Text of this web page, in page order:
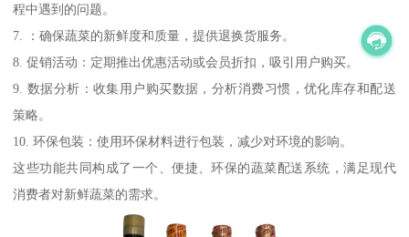
程中遇到的问题。
7. ：确保蔬菜的新鲜度和质量，提供退换货服务。
8. 促销活动：定期推出优惠活动或会员折扣，吸引用户购买。
9. 数据分析：收集用户购买数据，分析消费习惯，优化库存和配送
策略。
10. 环保包装：使用环保材料进行包装，减少对环境的影响。
这些功能共同构成了一个、便捷、环保的蔬菜配送系统，满足现代
消费者对新鲜蔬菜的需求。